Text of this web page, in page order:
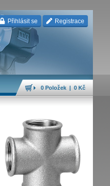
Přihlásit se Registrace
0 Položek | 0 Kč